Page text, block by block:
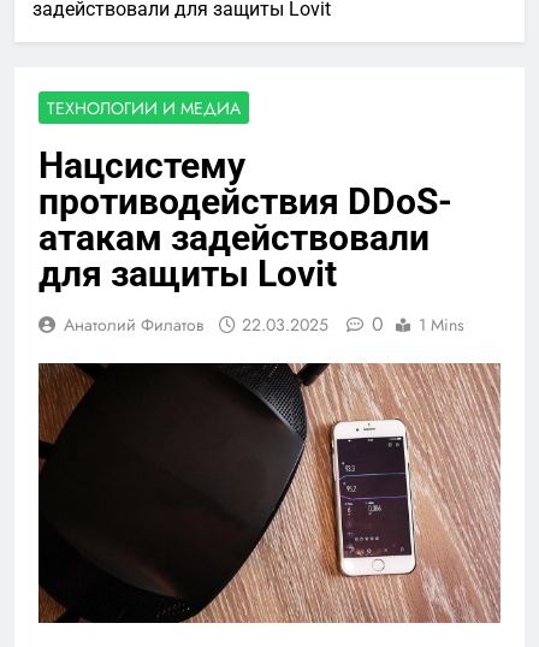
задействовали для защиты Lovit
ТЕХНОЛОГИИ И МЕДИА
Нацсистему
противодействия DDoS-
атакам задействовали
для защиты Lovit
Анатолий Филатов 22.03.2025 0 1 Mins